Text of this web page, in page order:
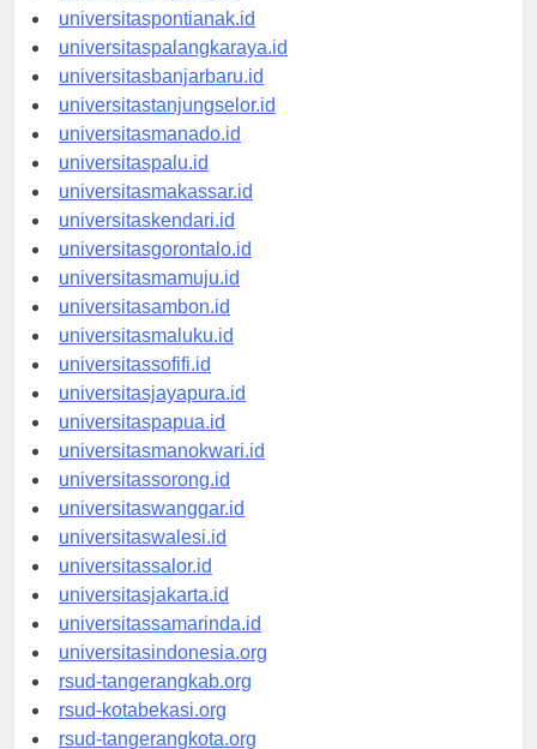
universitaskupang.id
universitaspontianak.id
universitaspalangkaraya.id
universitasbanjarbaru.id
universitastanjungselor.id
universitasmanado.id
universitaspalu.id
universitasmakassar.id
universitaskendari.id
universitasgorontalo.id
universitasmamuju.id
universitasambon.id
universitasmaluku.id
universitassofifi.id
universitasjayapura.id
universitaspapua.id
universitasmanokwari.id
universitassorong.id
universitaswanggar.id
universitaswalesi.id
universitassalor.id
universitasjakarta.id
universitassamarinda.id
universitasindonesia.org
rsud-tangerangkab.org
rsud-kotabekasi.org